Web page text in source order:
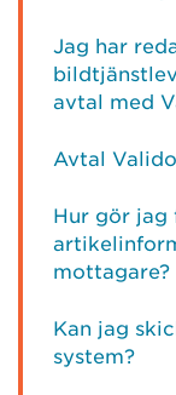
Jag har
avtal med
Avtal
Hur gör jag
mottagare?
Kan jag
system?